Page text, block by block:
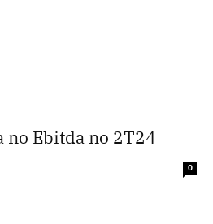
no Ebitda no 2T24
0